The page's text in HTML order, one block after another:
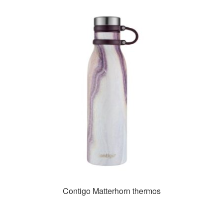
Contigo Matterhorn thermos